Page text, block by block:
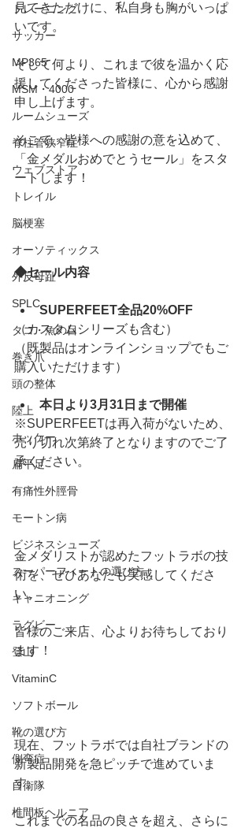
トレーニング
サッカー
MP365
MSM・4000
ルームシューズ
脊柱管狭窄症
ウェブストア
トレイル
脳梗塞
オーソティックス
外反母趾
SPLC
タコ・魚の目
巻き爪
頭の整体
陸上
ホッケー
扁平足
有痛性外脛骨
モートン病
ビジネスシューズ
スーパーフィートの選び方
キャニオニング
ラグビー
登山
VitaminC
ソフトボール
靴の選び方
側弯症
自衛隊
椎間板ヘルニア
見てきただけに、私自身も胸がいっぱ
いです。
そして何より、これまで彼を温かく応
援してくださった皆様に、心から感謝
申し上げます。
そこで、皆様への感謝の意を込めて、
「金メダルおめでとうセール」をスタ
ートします！
◆セール内容
SUPERFEET全品20%OFF
（カスタムシリーズも含む）
（既製品はオンラインショップでもご
購入いただけます）
本日より3月31日まで開催
※SUPERFEETは再入荷がないため、
売り切れ次第終了となりますのでご了
承ください。
金メダリストが認めたフットラボの技
術を、ぜひあなたも実感してくださ
い。
皆様のご来店、心よりお待ちしており
ます！
現在、フットラボでは自社ブランドの
新製品開発を急ピッチで進めていま
す。
これまでの名品の良さを超え、さらに